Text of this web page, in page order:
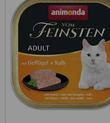
4 kg 250 g
290 g